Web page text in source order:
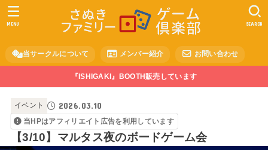
当サークルについて メンバー紹介 お問い合わせ
SEARCH
MENU
『ISHIGAKI』BOOTH販売しています
イベント 2026.03.10
当HPはアフィリエイト広告を利用しています
【3/10】マルタス夜のボードゲーム会